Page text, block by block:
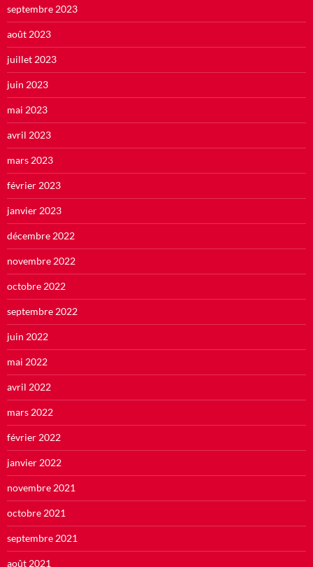
septembre 2023
août 2023
juillet 2023
juin 2023
mai 2023
avril 2023
mars 2023
février 2023
janvier 2023
décembre 2022
novembre 2022
octobre 2022
septembre 2022
juin 2022
mai 2022
avril 2022
mars 2022
février 2022
janvier 2022
novembre 2021
octobre 2021
septembre 2021
août 2021